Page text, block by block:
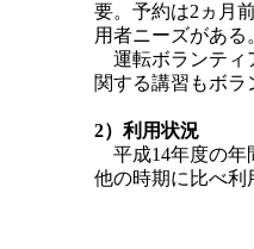
要。予約は2ヵ月
用者ニーズがある
運転ボランティ
関する講習もボラ
2）利用状況
平成14年度の年
他の時期に比べ利